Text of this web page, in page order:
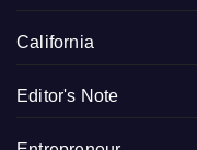
California
Editor's Note